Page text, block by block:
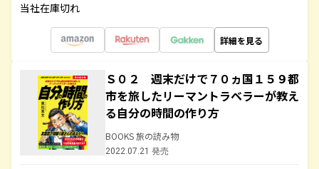
当社在庫切れ
詳細を見る
Ｓ０２ 週末だけで７０ヵ国１５９都
市を旅したリーマントラベラーが教え
る自分の時間の作り方
BOOKS 旅の読み物
2022.07.21 発売